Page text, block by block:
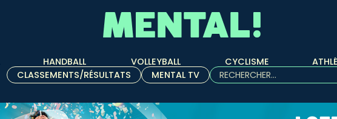
HANDBALL VOLLEYBALL CYCLISME
CLASSEMENTS/RÉSULTATS
MENTAL TV
Rechercher :